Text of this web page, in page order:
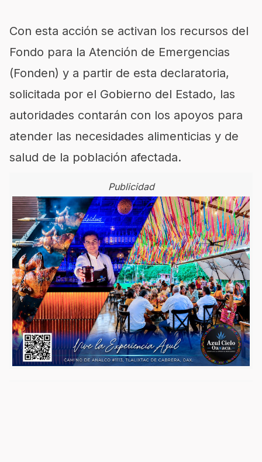
Con esta acción se activan los recursos del
Fondo para la Atención de Emergencias
(Fonden) y a partir de esta declaratoria,
solicitada por el Gobierno del Estado, las
autoridades contarán con los apoyos para
atender las necesidades alimenticias y de
salud de la población afectada.
Publicidad